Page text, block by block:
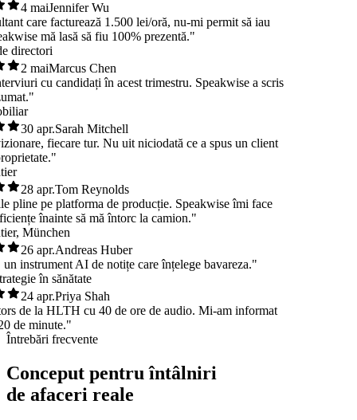
4 maiJennifer Wu
care facturează 1.500 lei/oră, nu-mi permit să iau
mă lasă să fiu 100% prezentă."
de directori
2 maiMarcus Chen
cu candidați în acest trimestru. Speakwise a scris
30 apr.Sarah Mitchell
vizionare, fiecare tur. Nu uit niciodată ce a spus un client
proprietate."
28 apr.Tom Reynolds
pline pe platforma de producție. Speakwise îmi face
înainte să mă întorc la camion."
München
26 apr.Andreas Huber
un instrument AI de notițe care înțelege bavareza."
în sănătate
24 apr.Priya Shah
de la HLTH cu 40 de ore de audio. Mi-am informat
20 de minute."
Întrebări frecvente
Conceput pentru întâlniri
de afaceri reale